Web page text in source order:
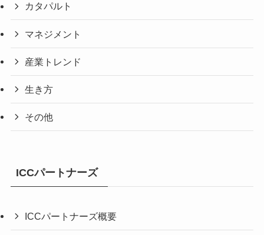
カタパルト
マネジメント
産業トレンド
生き方
その他
ICCパートナーズ
ICCパートナーズ概要